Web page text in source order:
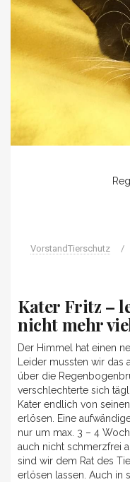
VorstandTierschutz /
Kater Fritz –
nicht mehr
Der Himmel hat einen
Leider mussten wir das
über die
verschlechterte sich
Kater endlich von
erlösen. Eine
nur um max. 3 – 4
auch nicht schmerzfrei
sind wir dem Rat des
erlösen lassen. Auch in